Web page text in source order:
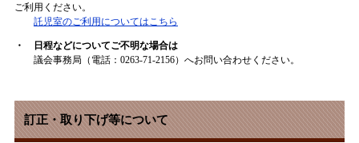
ご利用ください。
託児室のご利用についてはこちら
・ 日程などについてご不明な場合は
議会事務局（電話：0263-71-2156）へお問い合わせください。
訂正・取り下げ等について